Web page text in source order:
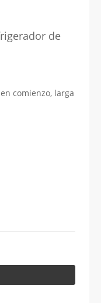
de
comienzo, larga